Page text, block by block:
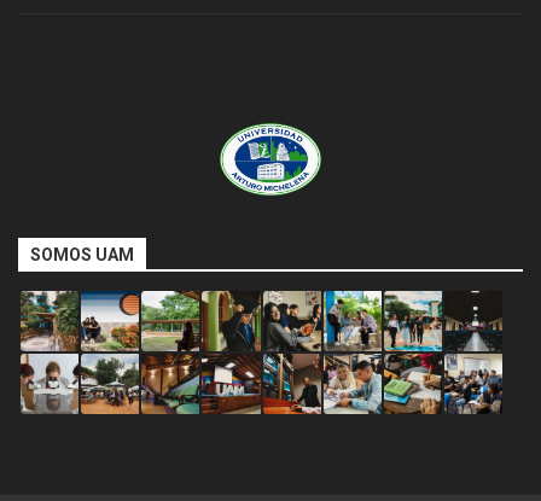
SOMOS UAM